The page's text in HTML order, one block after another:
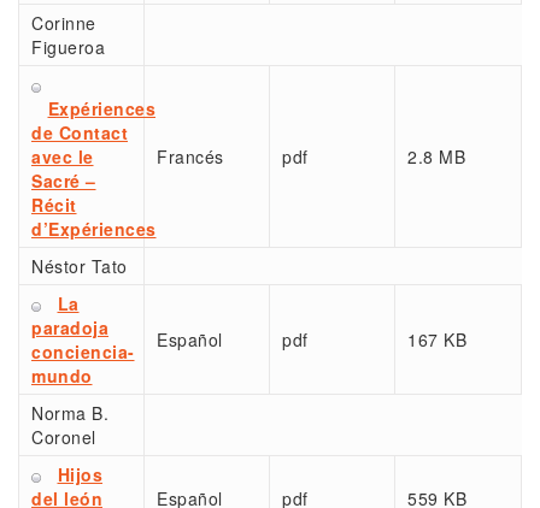
Corinne
Figueroa
Expériences
de Contact
avec le
Sacré –
Récit
d’Expériences
Francés pdf 2.8 MB
Néstor Tato
La
paradoja
conciencia-
mundo
Español pdf 167 KB
Norma B.
Coronel
Hijos
del león
Español pdf 559 KB